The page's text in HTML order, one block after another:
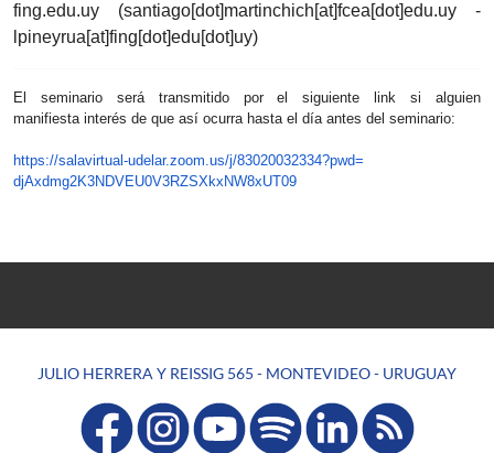
fing.edu.uy (santiago[dot]martinchich[at]fcea[dot]edu.uy -
lpineyrua[at]fing[dot]edu[dot]uy)
El seminario será transmitido por el siguiente link si alguien
manifiesta interés de que así ocurra hasta el día antes del seminario:
https://salavirtual-udelar.zoom.us/j/83020032334?pwd=
djAxdmg2K3NDVEU0V3RZSXkxNW8xUT09
JULIO HERRERA Y REISSIG 565 - MONTEVIDEO - URUGUAY